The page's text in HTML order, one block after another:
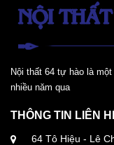
Nội thất 64 tự hào là
nhiều năm qua
THÔNG TIN LIÊN
64 Tô Hiệu - Lê